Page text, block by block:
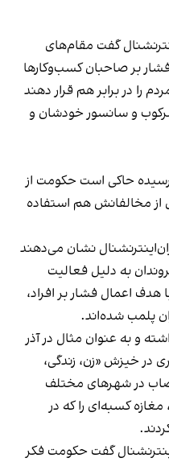
گفت مقام‌های
بر صاحبان کسب‌وکارها
را در برابر هم قرار دهند
و سانسور خودشان و
حاکی است حکومت از
از مخالفانش هم استفاده
نشان می‌دهند
به دلیل فعالیت
هدف اعمال فشار بر افراد،
پلمب شده‌اند.
و به عنوان مثال در آذر
در خیزش «زن، زندگی،
در شهرهای مختلف
مغازه کسبه‌ای را که در
گفت حکومت فکر